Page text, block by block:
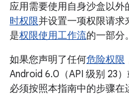
应用需要使用自身沙盒以外
时权限并设置一项权限请求
是权限使用工作流的一部分。
如果您声明了任何危险权限
Android 6.0（API 级别 23
必须按照本指南中的步骤在